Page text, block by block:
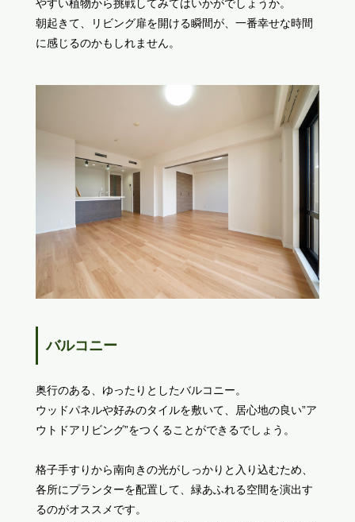
やすい植物から挑戦してみてはいかがでしょうか。
朝起きて、リビング扉を開ける瞬間が、一番幸せな時間
に感じるのかもしれません。
バルコニー
奥行のある、ゆったりとしたバルコニー。
ウッドパネルや好みのタイルを敷いて、居心地の良い”ア
ウトドアリビング”をつくることができるでしょう。
格子手すりから南向きの光がしっかりと入り込むため、
各所にプランターを配置して、緑あふれる空間を演出す
るのがオススメです。